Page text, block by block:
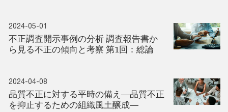
2024-05-01
不正調査開示事例の分析 調査報告書か
ら見る不正の傾向と考察 第1回：総論
2024-04-08
品質不正に対する平時の備え―品質不正
を抑止するための組織風土醸成―